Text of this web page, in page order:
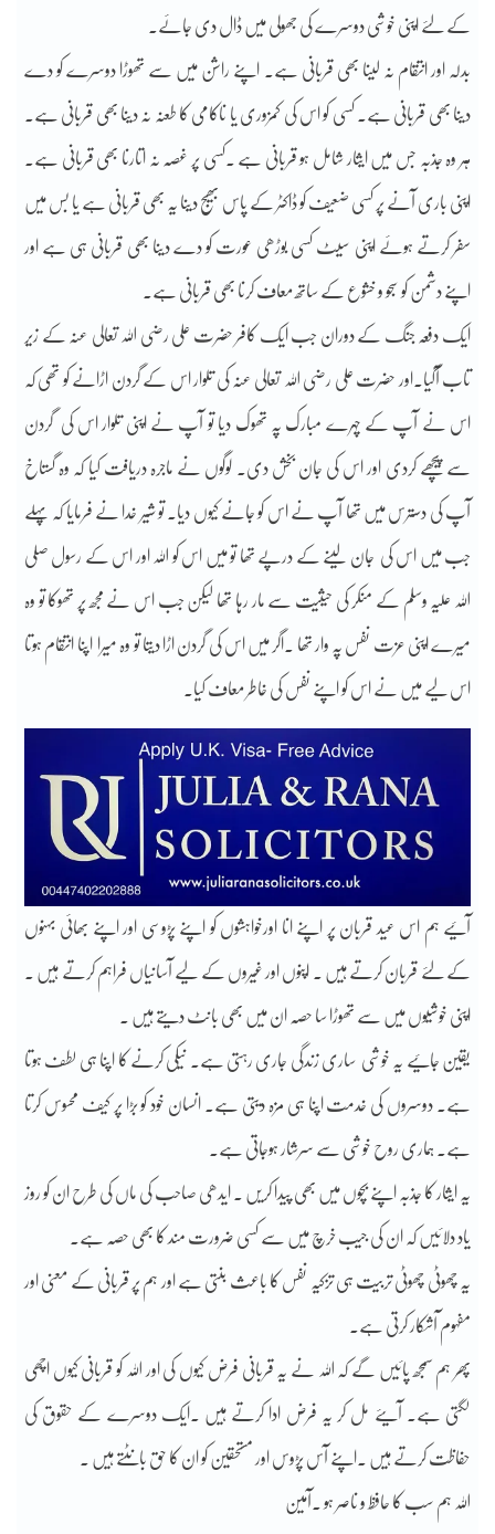
کے لئے اپنی خوشی دوسرے کی جھولی میں ڈال دی جائے۔
بدلہ اور انتقام نہ لینا بھی قربانی ہے۔ اپنے راشن میں سے تھوڑا دوسرے کو دے
دینا بھی قربانی ہے۔ کسی کو اس کی کمزوری یا ناکامی کا طعنہ نہ دینا بھی قربانی ہے۔
ہر وہ جذبہ جس میں ایثار شامل ہو قربانی ہے ۔کسی پر غصہ نہ اتارنا بھی قربانی ہے۔
اپنی باری آنے پر کسی ضعیف کو ڈاکٹر کے پاس بھیج دینا یہ بھی قربانی ہے یا بس میں
سفر کرتے ہوئے اپنی سیٹ کسی بوڑھی عورت کو دے دینا بھی قربانی ہی ہے اور
اپنے دشمن کو سجو و خشوع کے ساتھ معاف کرنا بھی قربانی ہے۔
ایک دفعہ جنگ کے دوران جب ایک کافر حضرت علی رضی اللہ تعالی عنہ کے زیر
تاب آگیا۔اور حضرت علی رضی اللہ تعالی عنہ کی تلوار اس کے گردن اڑانے کو تھی کہ
اس نے آپ کے چہرے مبارک پہ تھوک دیا تو آپ نے اپنی تلوار اس کی گردن
سے پیچھے کردی اور اس کی جان بخش دی۔ لوگوں نے ماجرہ دریافت کیا کہ وہ گستاخ
آپ کی دسترس میں تھا آپ نے اس کو جانے کیوں دیا۔ تو شیر خدا نے فرمایا کہ پہلے
جب میں اس کی جان لینے کے درپے تھا تو میں اس کو اللہ اور اس کے رسول صلی
اللہ علیہ وسلم کے منکر کی حیثیت سے مار رہا تھا لیکن جب اس نے مجھ پر تھوکا تو وہ
میرے اپنی عزت نفس پہ وار تھا ۔اگر میں اس کی گردن اڑا دیتا تو وہ میرا اپنا انتقام ہوتا
اس لیے میں نے اس کو اپنے نفس کی خاطر معاف کیا۔
آئیے ہم اس عید قربان پر اپنے انا اورخواہشوں کو اپنے پڑوسی اور اپنے بھائی بہنوں
کے لئے قربان کرتے ہیں ۔ اپنوں اور غیروں کے لیے آسانیاں فراہم کرتے ہیں ۔
اپنی خوشیوں میں سے تھوڑا سا حصہ ان میں بھی بانٹ دیتے ہیں ۔
یقین جائیے یہ خوشی ساری زندگی جاری رہتی ہے۔ نیکی کرنے کا اپنا ہی لطف ہوتا
ہے۔ دوسروں کی خدمت اپنا ہی مزہ دیتی ہے۔ انسان خود کو بڑا پر کیف محسوس کرتا
ہے۔ ہماری روح خوشی سے سرشار ہوجاتی ہے۔
یہ ایثار کا جذبہ اپنے بچوں میں بھی پیدا کریں ۔ ایدھی صاحب کی ماں کی طرح ان کو روز
یاد دلائیں کہ ان کی جیب خرچ میں سے کسی ضرورت مند کا بھی حصہ ہے۔
یہ چھوٹی چھوٹی تربیت ہی تزکیہ نفس کا باعث بنتی ہے اور ہم پر قربانی کے معنی اور
مفہوم آشکار کرتی ہے۔
پھر ہم سمجھ پائیں گے کہ اللہ نے یہ قربانی فرض کیوں کی اور اللہ کو قربانی کیوں اچھی
لگتی ہے۔ آیئے مل کر یہ فرض ادا کرتے ہیں ۔ایک دوسرے کے حقوق کی
حفاظت کرتے ہیں ۔اپنے آس پڑوس اور مستحقین کو ان کا حق بانٹتے ہیں ۔
اللہ ہم سب کا حافظ و ناصر ہو ۔آمین